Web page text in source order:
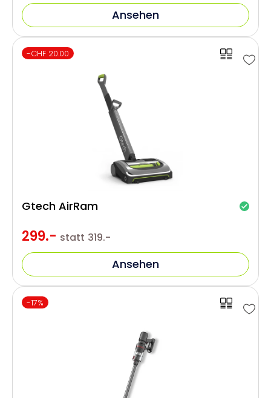
Ansehen
-CHF 20.00
299.- statt 319.-
Gtech AirRam
Ansehen
-17%